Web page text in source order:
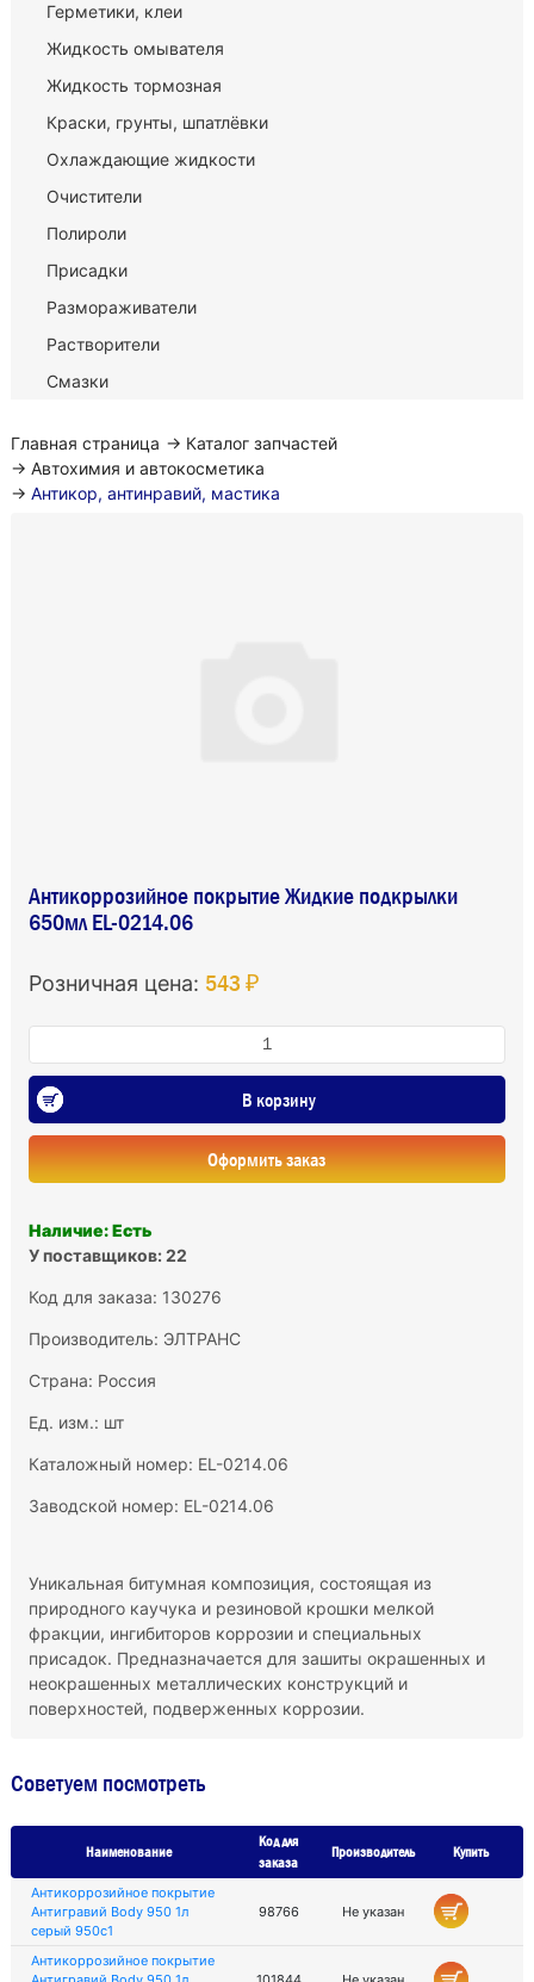
Герметики, клеи
Жидкость омывателя
Жидкость тормозная
Краски, грунты, шпатлёвки
Охлаждающие жидкости
Очистители
Полироли
Присадки
Размораживатели
Растворители
Смазки
Главная страница → Каталог запчастей
→ Автохимия и автокосметика
→ Антикор, антинравий, мастика
Антикоррозийное покрытие Жидкие подкрылки
650мл EL-0214.06
Розничная цена: 543 ₽
В корзину
Оформить заказ
Наличие: Есть
У поставщиков: 22
Код для заказа: 130276
Производитель: ЭЛТРАНС
Страна: Россия
Ед. изм.: шт
Каталожный номер: EL-0214.06
Заводской номер: EL-0214.06
Уникальная битумная композиция, состоящая из
природного каучука и резиновой крошки мелкой
фракции, ингибиторов коррозии и специальных
присадок. Предназначается для зашиты окрашенных и
неокрашенных металлических конструкций и
поверхностей, подверженных коррозии.
Советуем посмотреть
Наименование
Код для
заказа
Производитель Купить
Антикоррозийное покрытие
Антигравий Body 950 1л
серый 950с1
98766 Не указан
Антикоррозийное покрытие